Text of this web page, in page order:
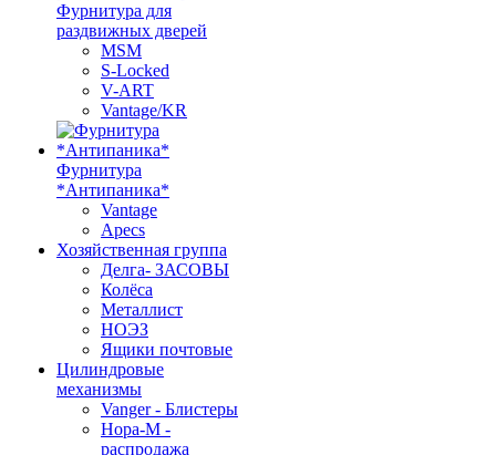
Фурнитура для
раздвижных дверей
MSM
S-Locked
V-ART
Vantage/KR
Фурнитура
*Антипаника*
Vantage
Apecs
Хозяйственная группа
Делга- ЗАСОВЫ
Колёса
Металлист
НОЭЗ
Ящики почтовые
Цилиндровые
механизмы
Vanger - Блистеры
Нора-М -
распродажа